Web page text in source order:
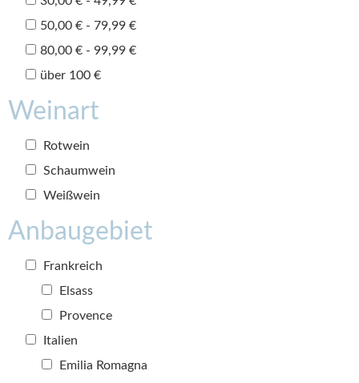
50,00 € - 79,99 €
80,00 € - 99,99 €
über 100 €
Weinart
Rotwein
Schaumwein
Weißwein
Anbaugebiet
Frankreich
Elsass
Provence
Italien
Emilia Romagna